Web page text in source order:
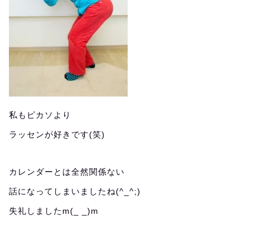
私もピカソより
ラッセンが好きです(笑)
カレンダーとは全然関係ない
話になってしまいましたね(^_^;)
失礼しましたm(_ _)m